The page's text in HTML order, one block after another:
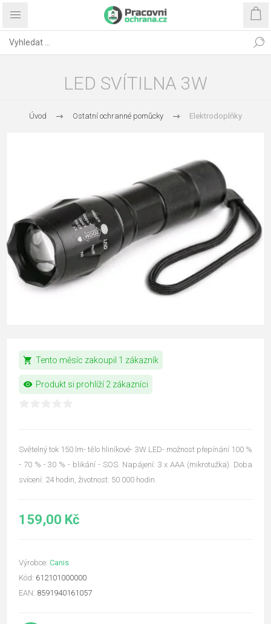
LED SVÍTILNA 3W
Úvod Ostatní ochranné pomůcky Elektrodoplňky
shopping_cart Tento měsíc zakoupil 1 zákazník
visibility Produkt si prohlíží 2 zákazníci
Světelný tok 150 lm- tělo hliníkové- 3W LED- možnost přepínání 100 %
- 70 % - 30 % - blikání - SOS. Napájení: 3 x AAA (mikrotužka). Doba
svícení: 24 hodin, životnost: 50 000 hodin.
159,00 Kč
Výrobce: Canis
Kód: 612101000000
EAN: 8591940161057